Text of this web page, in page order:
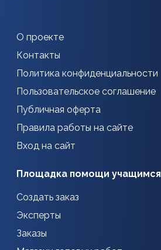
О проекте
Контакты
Политика конфиденциальности
Пользовательское соглашение
Публичная оферта
Правила работы на сайте
Вход на сайт
Площадка помощи учащимся
Создать заказ
Эксперты
Заказы